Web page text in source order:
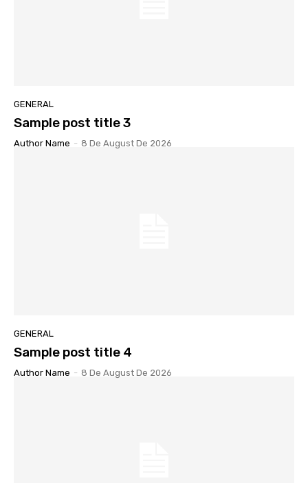
GENERAL
Sample post title 3
Author Name - 8 De August De 2026
GENERAL
Sample post title 4
Author Name - 8 De August De 2026